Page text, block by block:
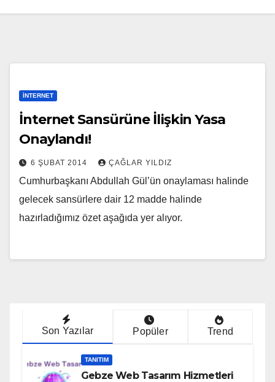
İNTERNET
İnternet Sansürüne İlişkin Yasa
Onaylandı!
6 ŞUBAT 2014 ÇAĞLAR YILDIZ
Cumhurbaşkanı Abdullah Gül’ün onaylaması halinde
gelecek sansürlere dair 12 madde halinde
hazırladığımız özet aşağıda yer alıyor.
Son Yazılar Popüler Trend
TANITIM
Gebze Web Tasarım Hizmetleri